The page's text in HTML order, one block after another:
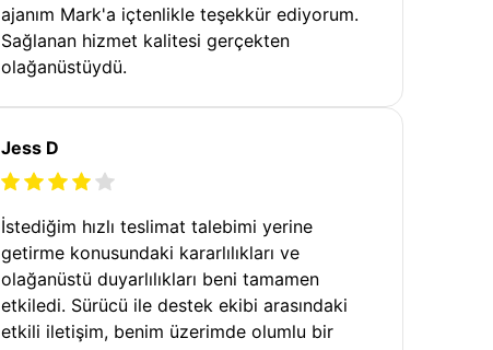
ajanım Mark'a içtenlikle teşekkür ediyorum.
Sağlanan hizmet kalitesi gerçekten
olağanüstüydü.
Jess D
İstediğim hızlı teslimat talebimi yerine
getirme konusundaki kararlılıkları ve
olağanüstü duyarlılıkları beni tamamen
etkiledi. Sürücü ile destek ekibi arasındaki
etkili iletişim, benim üzerimde olumlu bir